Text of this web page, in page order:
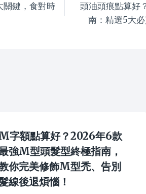
關鍵，食對時
頭油頭痕點算好
南：精選5大
字額點算好？2026年6款
強M型頭髮型終極指南，
你完美修飾M型禿、告別
線後退煩惱！